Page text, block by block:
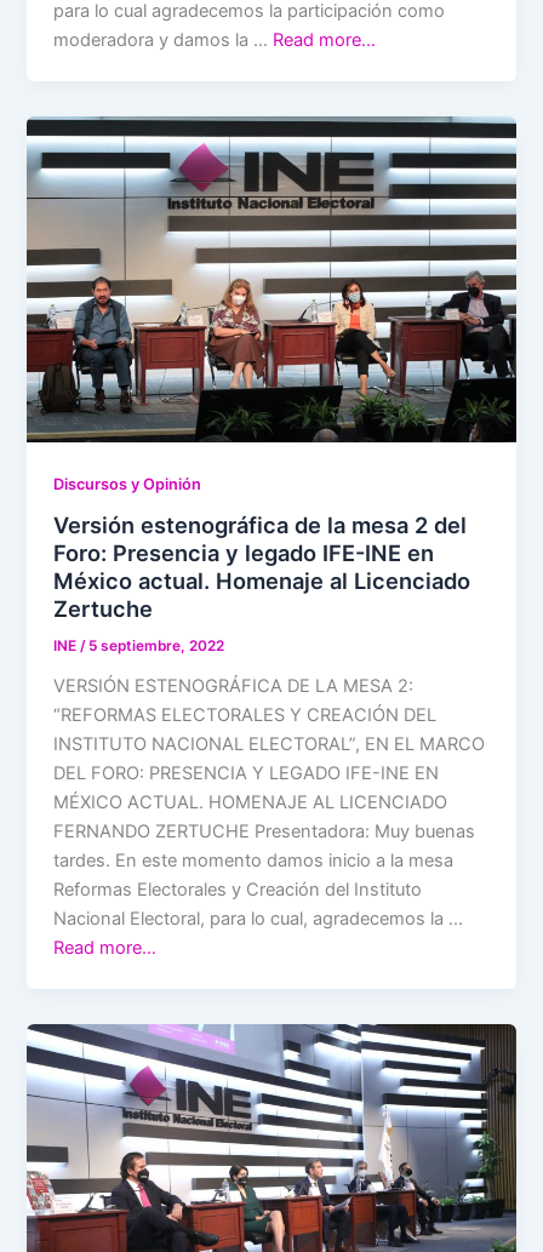
para lo cual agradecemos la participación como
moderadora y damos la … Read more…
Discursos y Opinión
Versión estenográfica de la mesa 2 del
Foro: Presencia y legado IFE-INE en
México actual. Homenaje al Licenciado
Zertuche
INE/ 5 septiembre, 2022
VERSIÓN ESTENOGRÁFICA DE LA MESA 2:
“REFORMAS ELECTORALES Y CREACIÓN DEL
INSTITUTO NACIONAL ELECTORAL”, EN EL MARCO
DEL FORO: PRESENCIA Y LEGADO IFE-INE EN
MÉXICO ACTUAL. HOMENAJE AL LICENCIADO
FERNANDO ZERTUCHE Presentadora: Muy buenas
tardes. En este momento damos inicio a la mesa
Reformas Electorales y Creación del Instituto
Nacional Electoral, para lo cual, agradecemos la …
Read more…